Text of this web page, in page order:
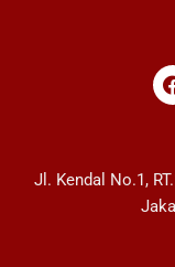
Jl. Kendal No.1,